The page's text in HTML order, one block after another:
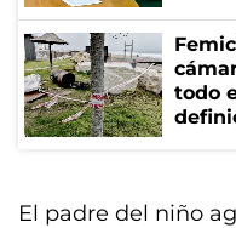
todo
El padre del niño